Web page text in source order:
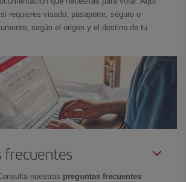
requieres visado, pasaporte, seguro o
según el origen y el destino de tu
frecuentes
nuestras preguntas frecuentes